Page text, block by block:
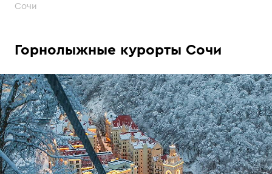
Пусто
Сочи
Горнолыжные курорты Сочи